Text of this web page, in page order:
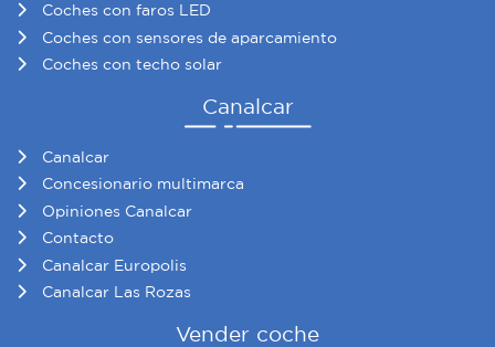
Coches con faros LED
Coches con sensores de aparcamiento
Coches con techo solar
Canalcar
Canalcar
Concesionario multimarca
Opiniones Canalcar
Contacto
Canalcar Europolis
Canalcar Las Rozas
Vender coche